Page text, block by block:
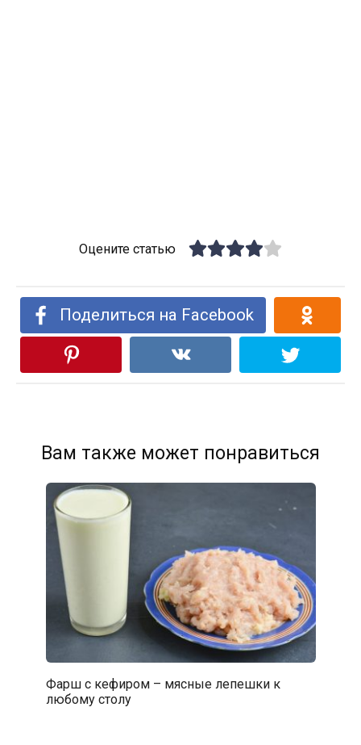
Оцените статью
Поделиться на Facebook
Вам также может понравиться
Фарш с кефиром – мясные лепешки к
любому столу